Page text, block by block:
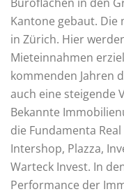
Kantone gebaut. Die
in Zürich. Hier
Mieteinnahmen
kommenden Jahren
auch eine steigende
Bekannte
die Fundamenta
Intershop, Plazza,
Warteck Invest. In
Performance der